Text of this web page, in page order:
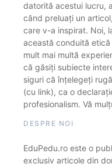
datorită acestui lucru,
când preluați un
care v-a inspirat. Noi,
această conduită
mult mai multă
că găsiți subiecte
siguri că înțelegeți
(cu link), ca o
profesionalism. Vă
DESPRE NOI
EduPedu.ro este o
exclusiv articole din